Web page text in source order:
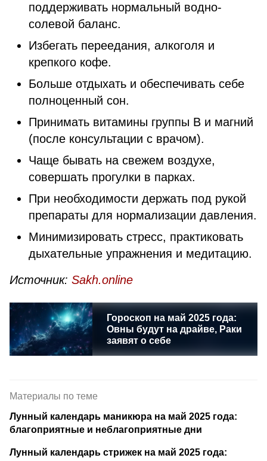
поддерживать нормальный водно-
солевой баланс.
Избегать переедания, алкоголя и
крепкого кофе.
Больше отдыхать и обеспечивать себе
полноценный сон.
Принимать витамины группы B и магний
(после консультации с врачом).
Чаще бывать на свежем воздухе,
совершать прогулки в парках.
При необходимости держать под рукой
препараты для нормализации давления.
Минимизировать стресс, практиковать
дыхательные упражнения и медитацию.
Источник: Sakh.online
Гороскоп на май 2025 года:
Овны будут на драйве, Раки
заявят о себе
Материалы по теме
Лунный календарь маникюра на май 2025 года:
благоприятные и неблагоприятные дни
Лунный календарь стрижек на май 2025 года: